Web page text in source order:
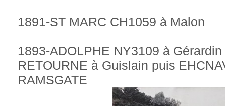
1891-ST MARC CH1059 à Malon
1893-ADOLPHE NY3109 à
RETOURNE à Guislain puis
RAMSGATE